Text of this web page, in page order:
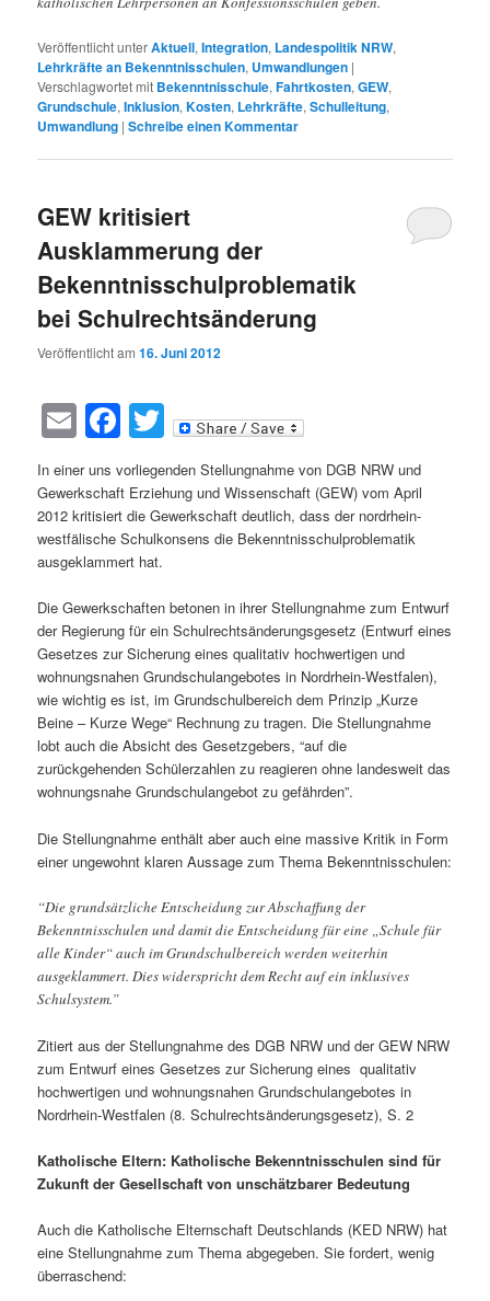
Veröffentlicht unterAktuell,Integration, Landespolitik NRW,
Lehrkräfte an Bekenntnisschulen, Umwandlungen |
Verschlagwortet mit Bekenntnisschule,Fahrtkosten,GEW,
Grundschule,Inklusion,Kosten, Lehrkräfte,Schulleitung,
Umwandlung |Schreibe einen Kommentar
GEW kritisiert
Ausklammerung der
Bekenntnisschulproblematik
bei Schulrechtsänderung
Veröffentlicht am16. Juni 2012
EmailFacebook
Twitter
In einer uns vorliegenden Stellungnahme von DGB NRW und
Gewerkschaft Erziehung und Wissenschaft (GEW) vom April
2012 kritisiert die Gewerkschaft deutlich, dass der nordrhein-
westfälische Schulkonsens die Bekenntnisschulproblematik
ausgeklammert hat.
Die Gewerkschaften betonen in ihrer Stellungnahme zum Entwurf
der Regierung für ein Schulrechtsänderungsgesetz (Entwurf eines
Gesetzes zur Sicherung eines qualitativ hochwertigen und
wohnungsnahen Grundschulangebotes in Nordrhein-Westfalen),
wie wichtig es ist, im Grundschulbereich dem Prinzip „Kurze
Beine – Kurze Wege“ Rechnung zu tragen. Die Stellungnahme
lobt auch die Absicht des Gesetzgebers, “auf die
zurückgehenden Schülerzahlen zu reagieren ohne landesweit das
wohnungsnahe Grundschulangebot zu gefährden”.
Die Stellungnahme enthält aber auch eine massive Kritik in Form
einer ungewohnt klaren Aussage zum Thema Bekenntnisschulen:
“Die grundsätzliche Entscheidung zur Abschaffung der
Bekenntnisschulen und damit die Entscheidung für eine „Schule für
alle Kinder“ auch im Grundschulbereich werden weiterhin
ausgeklammert. Dies widerspricht dem Recht auf ein inklusives
Schulsystem.”
Zitiert aus der Stellungnahme des DGB NRW und der GEW NRW
zum Entwurf eines Gesetzes zur Sicherung eines qualitativ
hochwertigen und wohnungsnahen Grundschulangebotes in
Nordrhein-Westfalen (8. Schulrechtsänderungsgesetz), S. 2
Katholische Eltern: Katholische Bekenntnisschulen sind für
Zukunft der Gesellschaft von unschätzbarer Bedeutung
Auch die Katholische Elternschaft Deutschlands (KED NRW) hat
eine Stellungnahme zum Thema abgegeben. Sie fordert, wenig
überraschend: